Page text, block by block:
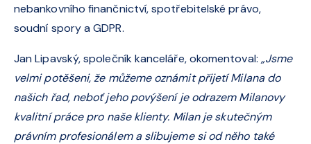
nebankovního finančnictví, spotřebitelské právo,
soudní spory a GDPR.
Jan Lipavský, společník kanceláře, okomentoval: „Jsme
velmi potěšeni, že můžeme oznámit přijetí Milana do
našich řad, neboť jeho povýšení je odrazem Milanovy
kvalitní práce pro naše klienty. Milan je skutečným
právním profesionálem a slibujeme si od něho také